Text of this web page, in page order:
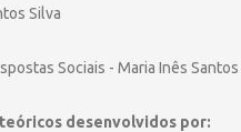
Silva
Sociais - Maria Inês Santos
desenvolvidos por: